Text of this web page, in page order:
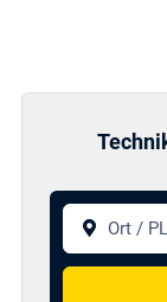
Ort / PLZ
Suchen